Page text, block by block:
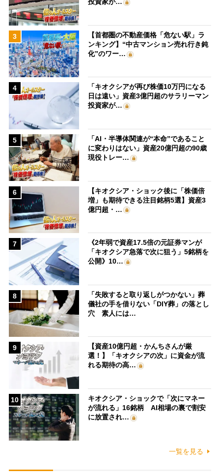
投資家が…
3
【首都圏の不動産価格「危ない駅」ラ
ンキング】“中古マンション売れ行き鈍
化”のワー…
4
「キオクシアが再び株価10万円になる
日は遠い」資産3億円超のサラリーマン
投資家が…
5
「AI・半導体関連が“本命”であること
に変わりはない」資産20億円超の90歳
現役トレー…
6
【キオクシア・ショック後に「株価倍
増」も期待できる注目銘柄5選】資産3
億円超・…
7
《2年弱で資産17.5倍の元証券マンが
「キオクシア急落で次に狙う」5銘柄を
公開》10…
8
「失敗すると取り返しがつかない」葬
儀社の手を借りない「DIY葬」の落とし
穴 素人には…
9
【資産10億円超・かんちさんが厳
選！】「キオクシアの次」に資金が流
れる期待の高…
10
キオクシア・ショックで「次にマネー
が流れる」16銘柄 AI相場の裏で割安
に放置され…
一覧を見る